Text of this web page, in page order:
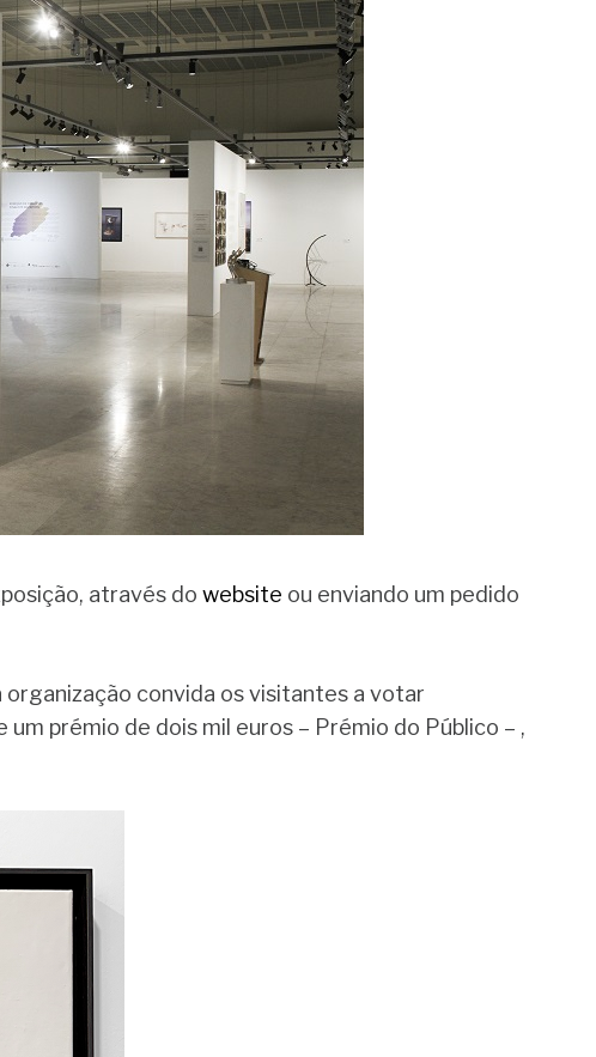
através do website ou enviando um pedido
convida os visitantes a votar
prémio de dois mil euros – Prémio do Público – ,